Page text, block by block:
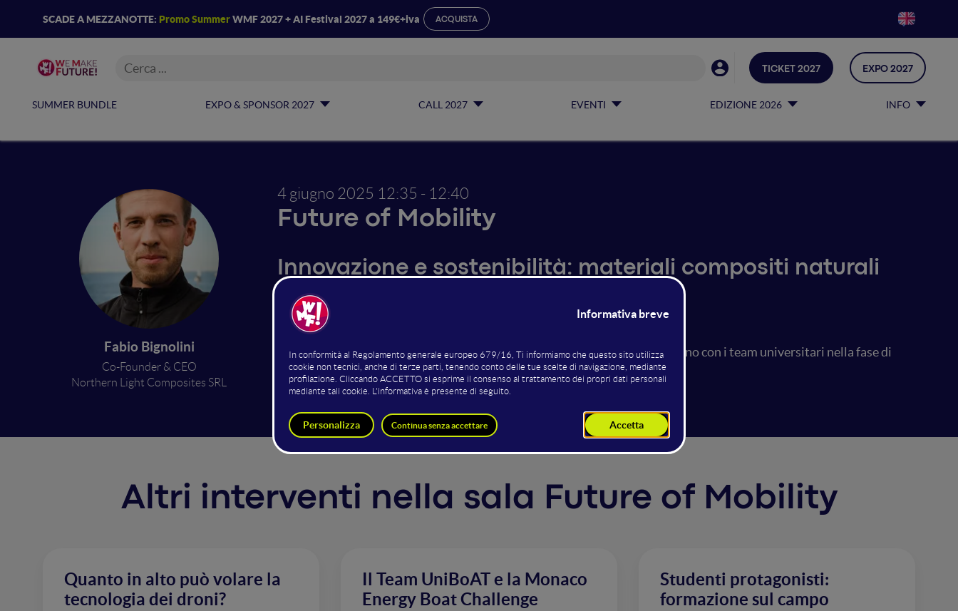
SCADE A MEZZANOTTE: Promo SummerWMF 2027 + AI Festival 2027 a 149€+iva ACQUISTA
SUMMER BUNDLE EXPO & SPONSOR 2027 CALL 2027 EVENTI EDIZIONE 2026 INFO
TICKET 2027 EXPO 2027
Fabio Bignolini
Co-Founder & CEO
Northern Light Composites SRL
4 giugno 2025 12:35 - 12:40
Future of Mobility
Innovazione e sostenibilità: materiali compositi naturali
nella nautica
Approccio sostenibile nella scelta dei materiali. Come le imprese collaborano con i team universitari nella fase di
R&D e traggono valore da queste partnership.
Altri interventi nella sala Future of Mobility
Quanto in alto può volare la
tecnologia dei droni?
Il Team UniBoAT e la Monaco
Energy Boat Challenge
Studenti protagonisti:
formazione sul campo